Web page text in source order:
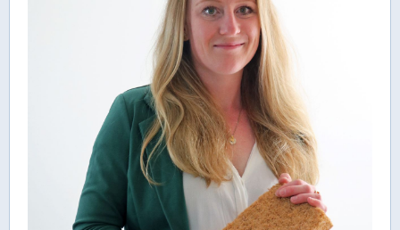
Bauflächen & Förderung
Öffnungszeiten / Terminvereinbarung
Kontakt
Wetter & Unwetter
Internet Portale
Kaufbeuren Maps
Stadtrat & Verwaltung